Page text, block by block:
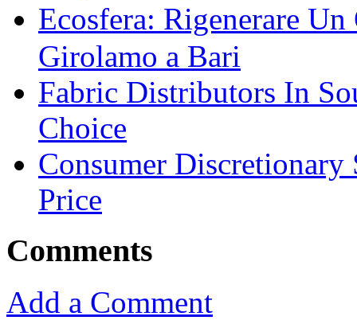
Ecosfera: Rigenerare
Girolamo a Bari
Fabric Distributors In
Choice
Consumer
Price
Comments
Add a Comment